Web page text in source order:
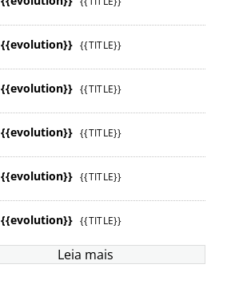
{{evolution}} {{TITLE}}
{{evolution}} {{TITLE}}
{{evolution}} {{TITLE}}
{{evolution}} {{TITLE}}
{{evolution}} {{TITLE}}
Leia mais